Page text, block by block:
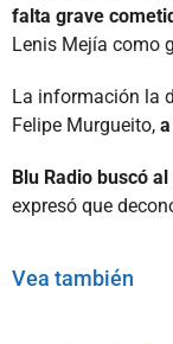
falta grave
Lenis Mejía como
La información la
Felipe Murgueito,
Blu Radio buscó
expresó que
Vea también